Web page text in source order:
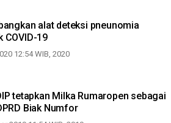
alat deteksi pneunomia
COVID-19
12:54 WIB, 2020
tetapkan Milka Rumaropen sebagai
Biak Numfor